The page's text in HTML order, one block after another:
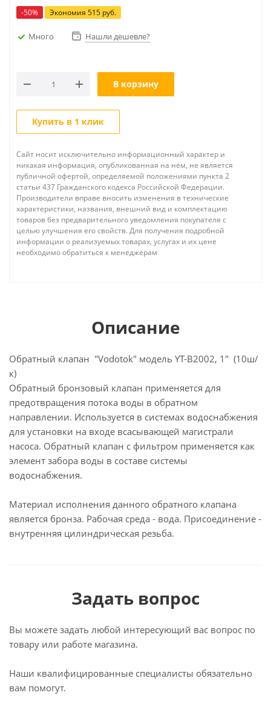
-50% Экономия 515 руб.
Много Нашли дешевле?
В корзину
Купить в 1 клик
Сайт носит исключительно информационный характер и
никакая информация, опубликованная на нём, не является
публичной офертой, определяемой положениями пункта 2
статьи 437 Гражданского кодекса Российской Федерации.
Производители вправе вносить изменения в технические
характеристики, названия, внешний вид и комплектацию
товаров без предварительного уведомления покупателя с
целью улучшения его свойств. Для получения подробной
информации о реализуемых товарах, услугах и их цене
необходимо обратиться к менеджерам
Описание
Обратный клапан "Vodotok" модель YT-В2002, 1" (10ш/
к)
Обратный бронзовый клапан применяется для
предотвращения потока воды в обратном
направлении. Используется в системах водоснабжения
для установки на входе всасывающей магистрали
насоса. Обратный клапан с фильтром применяется как
элемент забора воды в составе системы
водоснабжения.
Материал исполнения данного обратного клапана
является бронза. Рабочая среда - вода. Присоединение -
внутренняя цилиндрическая резьба.
Задать вопрос
Вы можете задать любой интересующий вас вопрос по
товару или работе магазина.
Наши квалифицированные специалисты обязательно
вам помогут.